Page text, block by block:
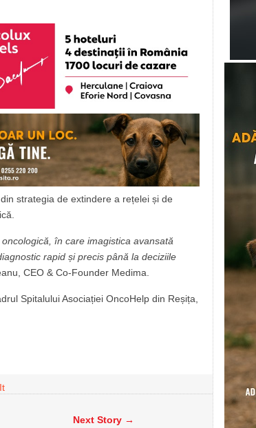
strategia de extindere a rețelei și de
în care imagistica avansată
rapid și precis până la deciziile
CEO & Co-Founder Medima.
Spitalului Asociației OncoHelp din Reșița,
Next Story →